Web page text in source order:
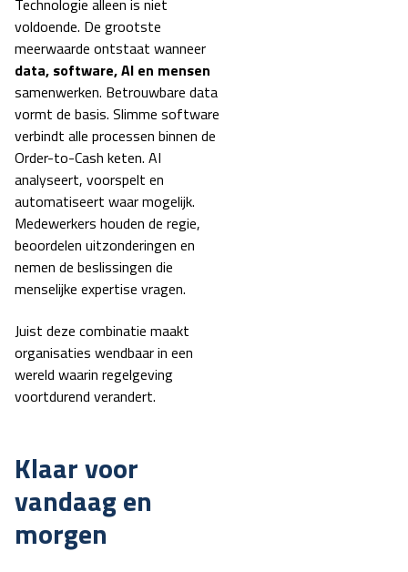
Technologie alleen is niet
voldoende. De grootste
meerwaarde ontstaat wanneer
data, software, AI en mensen
samenwerken. Betrouwbare data
vormt de basis. Slimme software
verbindt alle processen binnen de
Order-to-Cash keten. AI
analyseert, voorspelt en
automatiseert waar mogelijk.
Medewerkers houden de regie,
beoordelen uitzonderingen en
nemen de beslissingen die
menselijke expertise vragen.
Juist deze combinatie maakt
organisaties wendbaar in een
wereld waarin regelgeving
voortdurend verandert.
Klaar voor
vandaag en
morgen